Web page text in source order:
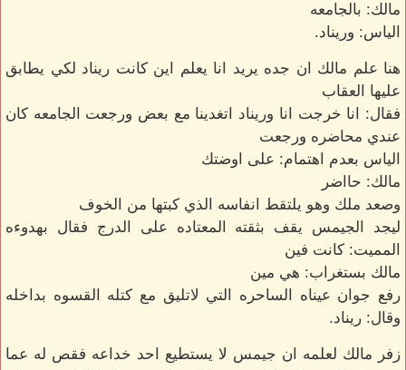
مالك: بالجامعه
الياس: وريناد.
هنا علم مالك ان جده يريد انا يعلم اين كانت ريناد لكي يطابق
عليها العقاب
فقال: انا خرجت انا وريناد اتغدينا مع بعض ورجعت الجامعه كان
عندي محاضره ورجعت
الياس بعدم اهتمام: على اوضتك
مالك: حااضر
وصعد ملك وهو يلتقط انفاسه الذي كبتها من الخوف
ليجد الجيمس يقف بثقته المعتاده على الدرج فقال بهدوءه
المميت: كانت فين
مالك بستغراب: هي مين
رفع جوان عيناه الساحره التي لاتليق مع كتله القسوه بداخله
وقال: ريناد.
زفر مالك لعلمه ان جيمس لا يستطيع احد خداعه فقص له عما